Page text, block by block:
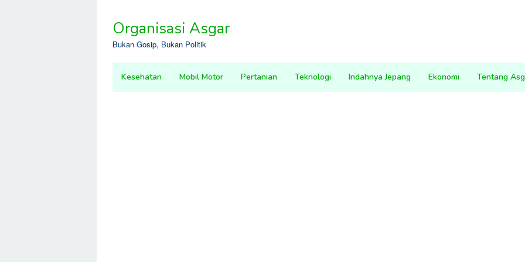
contentOrganisasi Asgar
Bukan Gosip, Bukan Politik
Kesehatan Mobil Motor Pertanian Teknologi Indahnya Jepang Ekonomi Tentang